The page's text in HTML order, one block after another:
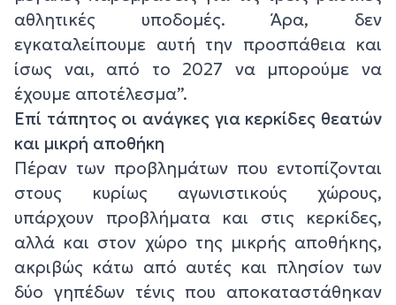
αθλητικές υποδομές. Άρα, δεν
εγκαταλείπουμε αυτή την προσπάθεια και
ίσως ναι, από το 2027 να μπορούμε να
έχουμε αποτέλεσμα”.
Επί τάπητος οι ανάγκες για κερκίδες θεατών
και μικρή αποθήκη
Πέραν των προβλημάτων που εντοπίζονται
στους κυρίως αγωνιστικούς χώρους,
υπάρχουν προβλήματα και στις κερκίδες,
αλλά και στον χώρο της μικρής αποθήκης,
ακριβώς κάτω από αυτές και πλησίον των
δύο γηπέδων τένις που αποκαταστάθηκαν